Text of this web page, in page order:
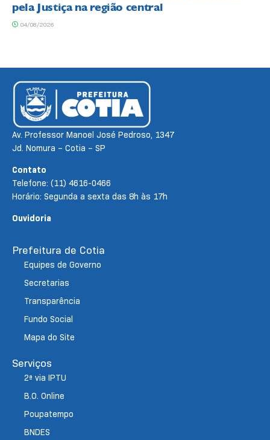
pela Justiça na região central
04/08/2026
Av. Professor Manoel José Pedroso, 1347
Jd. Nomura – Cotia – SP
Contato
Telefone: (11) 4616-0466
Horário: Segunda a sexta das 8h às 17h
Ouvidoria
Prefeitura de Cotia
Equipes de Governo
Secretarias
Transparência
Fundo Social
Mapa do Site
Serviços
2ª via IPTU
B.O. Online
Poupatempo
BNDES